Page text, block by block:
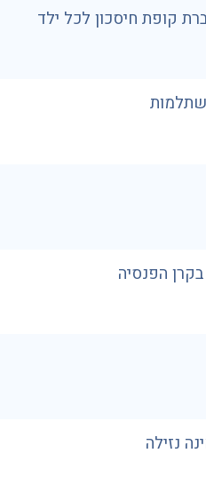
קופת חיסכון לכל ילד
הפנסיה
נזילה